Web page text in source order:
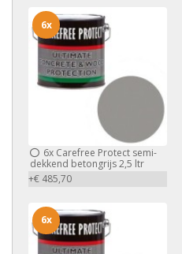
6x Carefree Protect semi-
dekkend betongrijs 2,5 ltr
+€ 485,70
6x
6x